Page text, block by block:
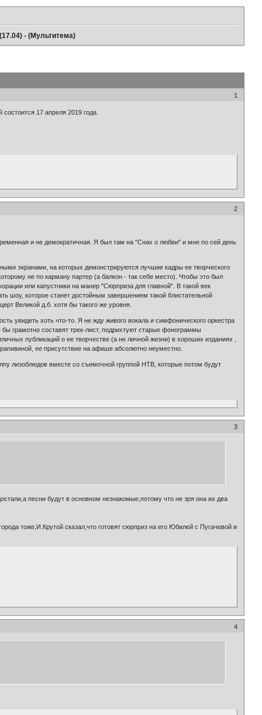
- (Мультитема)
1
17 апреля 2019 года.
2
и не демократичная. Я был там на "Снах о любви" и мне по сей день
экранами, на которых демонстрируются лучшие кадры ее творческого
не по карману партер (а балкон - так себе место). Чтобы это был
или капустники на манер "Сюрприза для главной". В такой век
шоу, которое станет достойным завершением такой блистательной
Великой д.б. хотя бы такого же уровня.
увидеть хоть что-то. Я не жду живого вокала и симфонического оркестра
грамотно составят трек-лист, подрихтуют старые фонограммы
публикаций о ее творчестве (а не личной жизни) в хороших изданиях ,
ее присутствие на афише абсолютно неуместно.
лизоблюдов вместе со съемочной группой НТВ, которые потом будут
3
песни будут в основном незнакомые,потому что не зря она их два
тоже,И.Крутой сказал,что готовят сюрприз на его Юбилей с Пугачевой и
4